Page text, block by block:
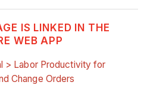
IS LINKED IN THE
WEB APP
> Labor Productivity for
Change Orders